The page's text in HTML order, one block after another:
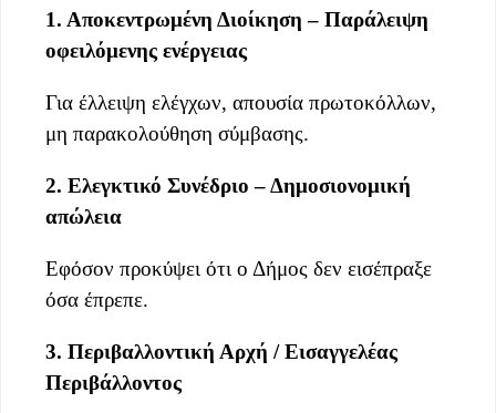
1. Αποκεντρωμένη Διοίκηση – Παράλειψη
οφειλόμενης ενέργειας
Για έλλειψη ελέγχων, απουσία πρωτοκόλλων,
μη παρακολούθηση σύμβασης.
2. Ελεγκτικό Συνέδριο – Δημοσιονομική
απώλεια
Εφόσον προκύψει ότι ο Δήμος δεν εισέπραξε
όσα έπρεπε.
3. Περιβαλλοντική Αρχή / Εισαγγελέας
Περιβάλλοντος